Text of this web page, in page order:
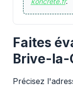
Faites
Brive-la-
Précisez